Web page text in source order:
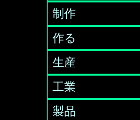
制作
作る
生産
工業
製品